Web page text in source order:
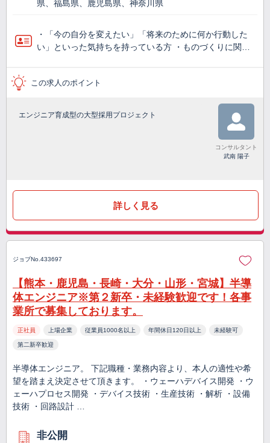
県、福島県、鹿児島県、神奈川県
・「今の自分を変えたい」「将来のために何か行動した
い」といった気持ちを持っている方 ・ものづくりに関…
この求人のポイント
エンジニア育成型の大型採用プロジェクト
コンサルタント
武南 陽子
詳しく見る
ジョブNo.433697
【熊本・鹿児島・長崎・大分・山形・宮城】半導
体エンジニア※第２新卒・未経験歓迎です！各事
業所で募集しております。
正社員 上場企業 従業員1000名以上 年間休日120日以上 未経験可
第二新卒歓迎
半導体エンジニア。 下記職種・業務内容より、本人の適性や希
望を踏まえ決定させて頂きます。 ・ウェーハデバイス開発 ・ウ
ェーハプロセス開発 ・デバイス技術 ・生産技術 ・解析 ・設備
技術 ・回路設計 …
非公開